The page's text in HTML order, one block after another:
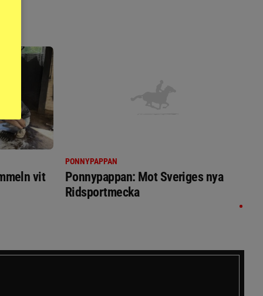
vit
PONNYPAPPAN
Ponnypappan: Mot Sveriges nya
Ridsportmecka